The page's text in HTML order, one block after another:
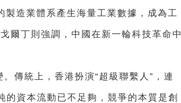
造業體系產生海量工業數據，成為工
爾丁則強調，中國在新一輪科技革命中
傳統上，香港扮演“超級聯繫人”，連
資本流動已不足夠，競爭的本質是創